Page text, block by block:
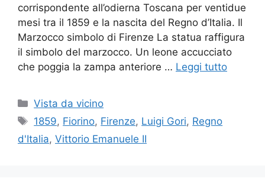
corrispondente all’odierna Toscana per ventidue
mesi tra il 1859 e la nascita del Regno d’Italia. Il
Marzocco simbolo di Firenze La statua raffigura
il simbolo del marzocco. Un leone accucciato
che poggia la zampa anteriore … Leggi tutto
Categorie
Vista da vicino
Tag
1859, Fiorino, Firenze, Luigi Gori, Regno
d'Italia, Vittorio Emanuele II